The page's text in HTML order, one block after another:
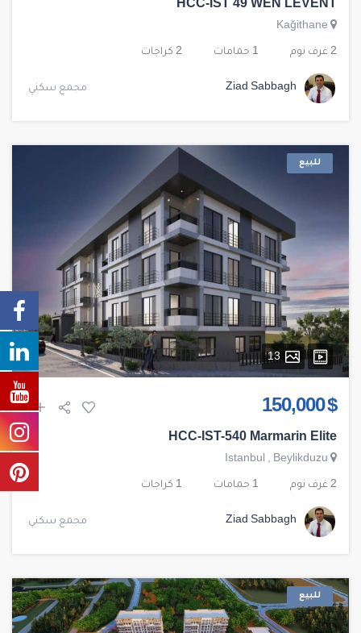
HCC-IST 49 WEN LEVENT
Kağithane
2 غرف نوم 1 حمامات 2 كراجات
Ziad Sabbagh مجمع سكني
للبيع
13
$ 150,000
HCC-IST-540 Marmarin Elite
Istanbul , Beylikduzu
2 غرف نوم 1 حمامات 1 كراجات
Ziad Sabbagh مجمع سكني
للبيع